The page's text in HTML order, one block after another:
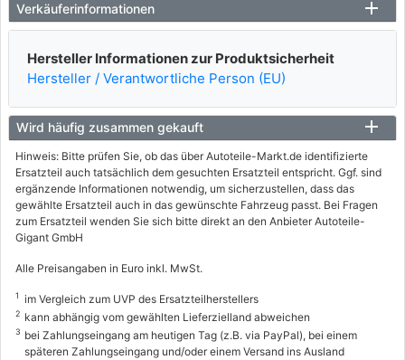
Verkäuferinformationen
Hersteller Informationen zur Produktsicherheit
Hersteller / Verantwortliche Person (EU)
Wird häufig zusammen gekauft
Hinweis: Bitte prüfen Sie, ob das über Autoteile-Markt.de identifizierte
Ersatzteil auch tatsächlich dem gesuchten Ersatzteil entspricht. Ggf. sind
ergänzende Informationen notwendig, um sicherzustellen, dass das
gewählte Ersatzteil auch in das gewünschte Fahrzeug passt. Bei Fragen
zum Ersatzteil wenden Sie sich bitte direkt an den Anbieter Autoteile-
Gigant GmbH
Alle Preisangaben in Euro inkl. MwSt.
1 im Vergleich zum UVP des Ersatzteilherstellers
2 kann abhängig vom gewählten Lieferzielland abweichen
3 bei Zahlungseingang am heutigen Tag (z.B. via PayPal), bei einem
späteren Zahlungseingang und/oder einem Versand ins Ausland